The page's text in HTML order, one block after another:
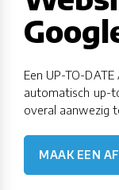
Een UP-TO-
automatisch up-
overal aanwezig
MAAK EEN